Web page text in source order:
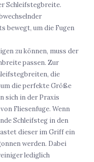
Schleifstegbreite.
bewegt, um die Fugen
zu können, muss der
passen. Zur
die
die perfekte Größe
sich in der Praxis
Fliesenfuge. Wenn
Schleifsteg in den
dieser im Griff ein
werden. Dabei
lediglich